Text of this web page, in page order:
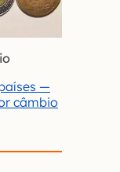
—
câmbio